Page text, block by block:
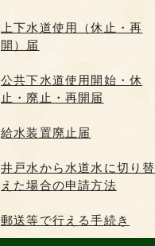
上下水道使用（休止・再
開）届
公共下水道使用開始・休
止・廃止・再開届
給水装置廃止届
井戸水から水道水に切り替
えた場合の申請方法
郵送等で行える手続き